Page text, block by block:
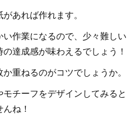
あれば作れます。
作業になるので、少々難しい
達成感が味わえるでしょう！
重ねるのがコツでしょうか。
チーフをデザインしてみると
ね！